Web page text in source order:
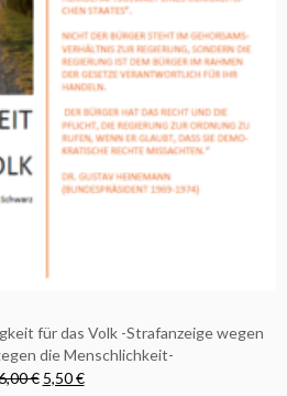
für das Volk -Strafanzeige wegen
die Menschlichkeit-
€ 5,50 €